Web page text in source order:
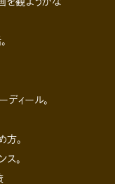
ディール。
方。
ス。